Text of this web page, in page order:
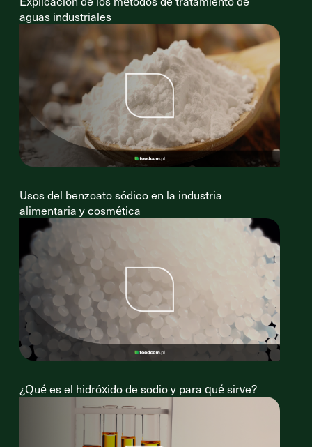
aguas industriales
Usos del benzoato sódico en la industria
alimentaria y cosmética
¿Qué es el hidróxido de sodio y para qué sirve?